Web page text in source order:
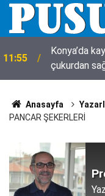
11:55
Konya’da
çukurdan
Anasayfa
PANCAR ŞEKERLERİ